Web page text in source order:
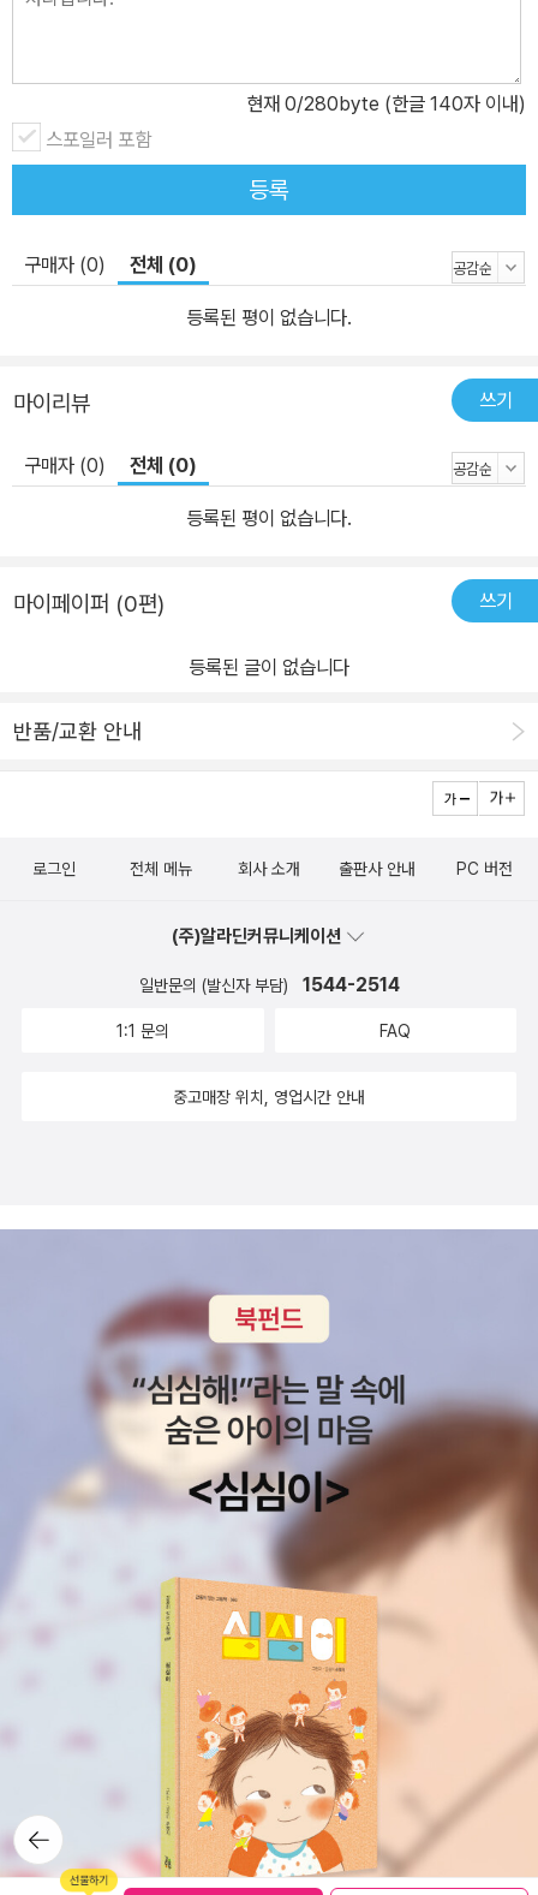
중국해와 남중국해를 둘러싼 중국과의 조공 시스템 속에서 자국에서
주는 중계무역 네트워크를 구축하고 있었다. 특히 하마시타 다케시는
15세기부터 기술되어 온 류큐왕조 400여 년에 걸친 외교문서 『역대
보안』의 편집 작업에 직접 참여한 경험을 토대로, 중국을 중심으로 한
류큐왕국과 외교관계를 맺은 동아시아 국가들이 조공관계 및 화이이
념 하에서 하나의 유기적인 통일체를 이루는 광역지역 네트워크에 주
목한다. 그리고 이러한 해역 네트워크는 지금까지 기록에는 존재하지
않는 다양한 인적ㆍ물적 이동의 흔적을 언어화할 수 있는 계기를 마
련해 준다. 예를 들면 중국과의 조공관계는 정치적인 관계에 머무르
메무라의 ‘민인36성’, 그리고 동남아시아 항구도시에 다수 형성된 중
국계 집단의 거류지 등을 통해서 알 수 있듯이, 일본은 메이지 후반에
이민정책을 적극적으로 전개한 것으로 알려져 있지만, 근대 이전의
오래전부터 해역 네트워크를 따라 교역권과 이민권이 동시에 형성되
고 있었음을 알 수 있다. 그리고 이와 같은 사고의 전환은 일본의 근대
우리들은 일반적으로 근대 이전의 외국과의 교역은 나가사키 한 곳으
로 이해하고 있지만, 해역의 관점에 주목하면 나가사키 이외에도 홋
카이도 마쓰마에번의 아이누와의 루트, 쓰시마를 통한 조선과 규슈의
부는 쇄국 하의 대외교역 개항지인 나가사키를 포함해서 총 네 곳의
워크 및 류큐의 지정학적 위치를 생각하면, 미국이 일본의 개국을 위
해 류큐 왕국과 사전에 접촉했다는 사실은 흥미롭다. 즉 동아시아ㆍ
동남아시아 해역 네트워크를 중심으로 작동하고 있었던 조공체제 속
본을 연결해 주는 중계지로 인식되어 있었다는 사실을 알 수 있다. ‘류
책에서 끊임없이 ‘류큐ㆍ오키나와’를 병기하는 이유 역시 여기에 있
다고 볼 수 있다. 즉 역사적으로 해역의 관점에서 바라본 류큐 지역이
새롭게 상기함으로써, 중앙과 지방이 아닌 지구화와 지역화의 관계성
현재 0/280byte (한글 140자 이내)
스포일러 포함
등록
구매자 (0) 전체 (0)
등록된 평이 없습니다.
마이리뷰 쓰기
구매자 (0) 전체 (0)
등록된 평이 없습니다.
마이페이퍼 (0편) 쓰기
등록된 글이 없습니다
반품/교환 안내
뒤로가
기
로그인 전체 메뉴 회사 소개 출판사 안내 PC 버전
(주)알라딘커뮤니케이션
일반문의 (발신자 부담) 1544-2514
1:1 문의 FAQ
중고매장 위치, 영업시간 안내